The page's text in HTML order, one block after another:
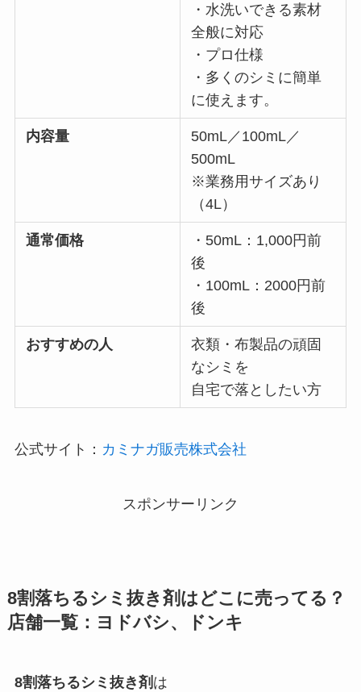
・水洗いできる素材
全般に対応
・プロ仕様
・多くのシミに簡単
に使えます。
内容量
50mL／100mL／
500mL
※業務用サイズあり
（4L）
通常価格
・50mL：1,000円前
後
・100mL：2000円前
後
おすすめの人
衣類・布製品の頑固
なシミを
自宅で落としたい方
公式サイト： カミナガ販売株式会社
スポンサーリンク
8割落ちるシミ抜き剤 はどこに売ってる？
店舗一覧：ヨドバシ、ドンキ
8割落ちるシミ抜き剤 は